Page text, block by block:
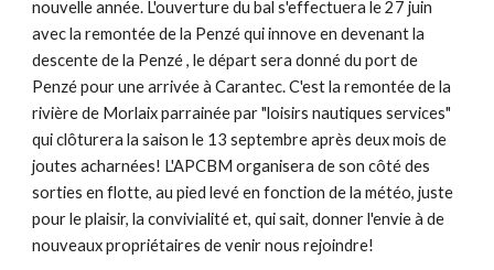
nouvelle année. L'ouverture du bal s'effectuera le 27 juin
avec la remontée de la Penzé qui innove en devenant la
descente de la Penzé , le départ sera donné du port de
Penzé pour une arrivée à Carantec. C'est la remontée de la
rivière de Morlaix parrainée par "loisirs nautiques services"
qui clôturera la saison le 13 septembre après deux mois de
joutes acharnées! L'APCBM organisera de son côté des
sorties en flotte, au pied levé en fonction de la météo, juste
pour le plaisir, la convivialité et, qui sait, donner l'envie à de
nouveaux propriétaires de venir nous rejoindre!